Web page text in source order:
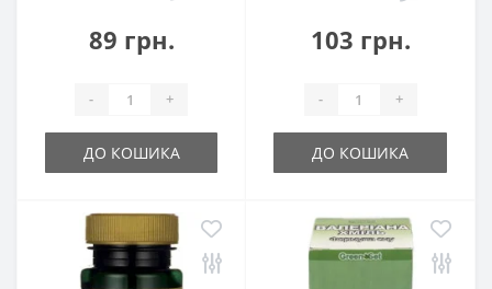
89 грн.
- +
ДО КОШИКА
103 грн.
- +
ДО КОШИКА